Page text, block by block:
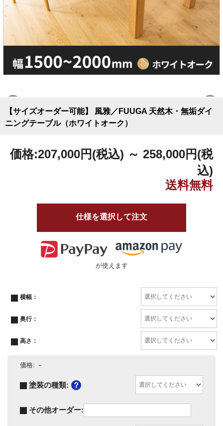
【サイズオーダー可能】 風雅／FUUGA 天然木・無垢ダイ
ニングテーブル（ホワイトオーク）
価格:207,000円(税込) ～ 258,000円(税
込)
仕様を選択して注文
が使えます
横幅：
奥行：
高さ：
価格: －
塗装の種類:
その他オーダー: